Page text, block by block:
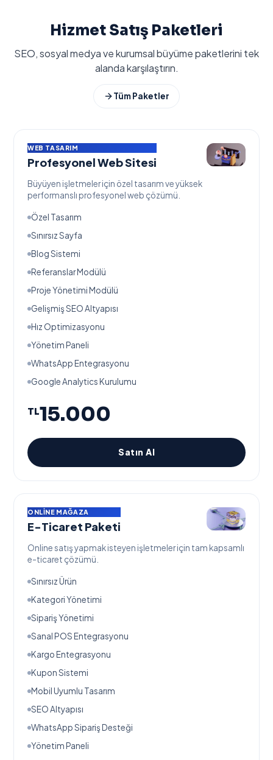
Hizmet Satış Paketleri
SEO, sosyal medya ve kurumsal büyüme paketlerini tek
alanda karşılaştırın.
Tüm Paketler
WEB TASARIM
Profesyonel Web Sitesi
Büyüyen işletmeler için özel tasarım ve yüksek
performanslı profesyonel web çözümü.
Özel Tasarım
Sınırsız Sayfa
Blog Sistemi
Referanslar Modülü
Proje Yönetimi Modülü
Gelişmiş SEO Altyapısı
Hız Optimizasyonu
Yönetim Paneli
WhatsApp Entegrasyonu
Google Analytics Kurulumu
TL15.000
Satın Al
ONLINE MAĞAZA
E-Ticaret Paketi
Online satış yapmak isteyen işletmeler için tam kapsamlı
e-ticaret çözümü.
Sınırsız Ürün
Kategori Yönetimi
Sipariş Yönetimi
Sanal POS Entegrasyonu
Kargo Entegrasyonu
Kupon Sistemi
Mobil Uyumlu Tasarım
SEO Altyapısı
WhatsApp Sipariş Desteği
Yönetim Paneli